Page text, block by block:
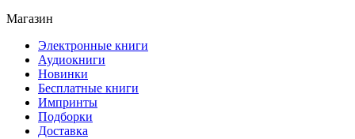
Магазин
Электронные книги
Аудиокниги
Новинки
Бесплатные книги
Импринты
Подборки
Доставка